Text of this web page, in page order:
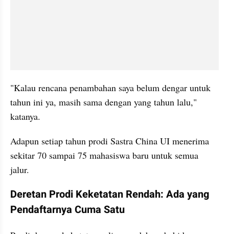
"Kalau rencana penambahan saya belum dengar untuk
tahun ini ya, masih sama dengan yang tahun lalu,"
katanya.
Adapun setiap tahun prodi Sastra China UI menerima
sekitar 70 sampai 75 mahasiswa baru untuk semua
jalur.
Deretan Prodi Keketatan Rendah: Ada yang
Pendaftarnya Cuma Satu